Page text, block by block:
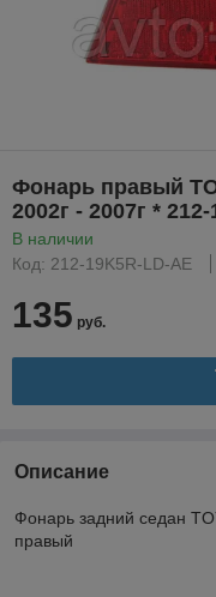
Фонарь правый
2002г - 2007г *
В наличии
Код: 212-19K5R-LD-AE
135 руб.
Описание
Фонарь задний седан
правый